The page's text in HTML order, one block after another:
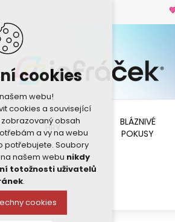
cookies
webu!
cookies a související
obsah
a vy na webu
potřebujete. Soubory
našem webu nikdy
totožnosti uživatelů
.
cookies
HRY
BLÁZNIVÉ
POKUSY